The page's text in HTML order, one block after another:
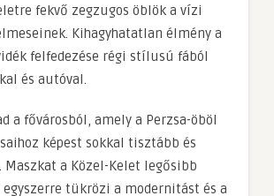
fekvő zegzugos öblök a vízi
Kihagyhatatlan élmény a
felfedezése régi stílusú fából
és autóval.
a fővárosból, amely a Perzsa-öböl
képest sokkal tisztább és
Maszkat a Közel-Kelet legősibb
egyszerre tükrözi a modernitást és a